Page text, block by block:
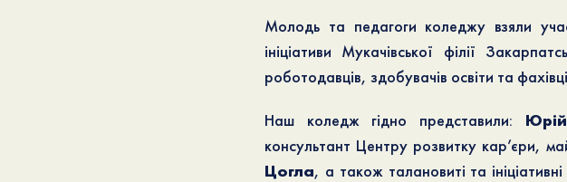
Молодь та педагоги коледжу взяли
ініціативи Мукачівської філії
роботодавців, здобувачів освіти та
Наш коледж гідно представили:
консультант Центру розвитку кар’єри,
Цогла, а також талановиті та